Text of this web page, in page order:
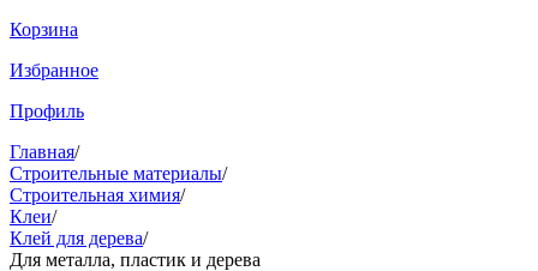
Корзина
Избранное
Профиль
Главная/
Строительные материалы/
Строительная химия/
Клеи/
Клей для дерева/
Для металла, пластик и дерева